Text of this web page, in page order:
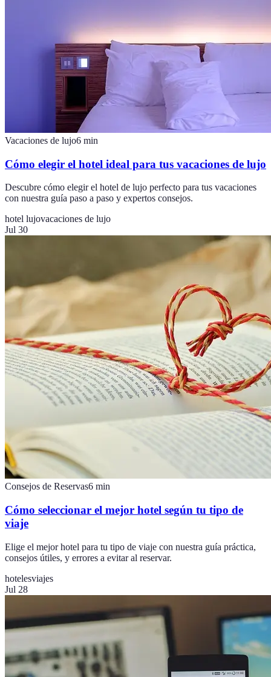
Vacaciones de lujo6 min
Cómo elegir el hotel ideal para tus vacaciones de lujo
Descubre cómo elegir el hotel de lujo perfecto para tus vacaciones
con nuestra guía paso a paso y expertos consejos.
hotel lujovacaciones de lujo
Jul 30
Consejos de Reservas6 min
Cómo seleccionar el mejor hotel según tu tipo de
viaje
Elige el mejor hotel para tu tipo de viaje con nuestra guía práctica,
consejos útiles, y errores a evitar al reservar.
hotelesviajes
Jul 28